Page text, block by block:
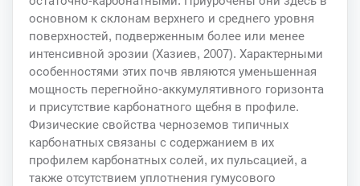
основном к склонам верхнего и среднего уровня
поверхностей, подверженным более или менее
интенсивной эрозии (Хазиев, 2007). Характерными
особенностями этих почв являются уменьшенная
мощность перегнойно-аккумулятивного горизонта
и присутствие карбонатного щебня в профиле.
Физические свойства черноземов типичных
карбонатных связаны с содержанием в их
профилем карбонатных солей, их пульсацией, а
также отсутствием уплотнения гумусового